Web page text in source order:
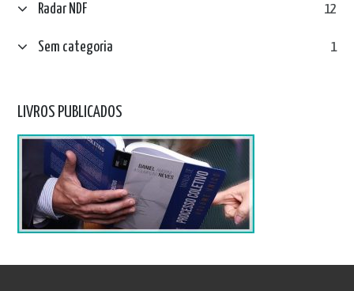
Radar NDF 12
Sem categoria 1
LIVROS PUBLICADOS